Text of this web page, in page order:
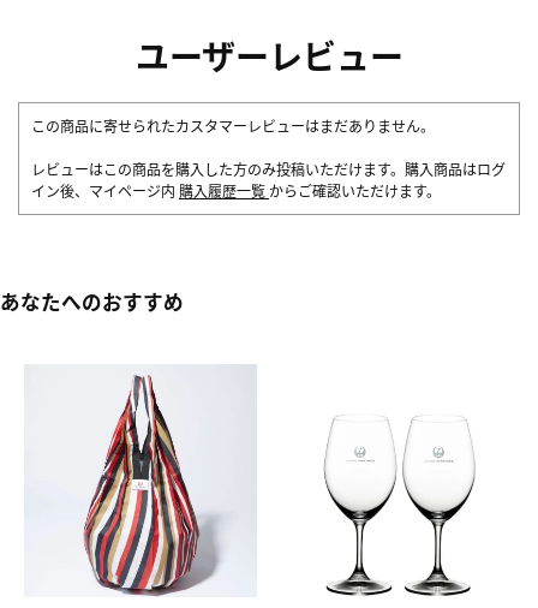
ユーザーレビュー
この商品に寄せられたカスタマーレビューはまだありません。
レビューはこの商品を購入した方のみ投稿いただけます。購入商品はログ
イン後、マイページ内 購入履歴一覧 からご確認いただけます。
あなたへのおすすめ